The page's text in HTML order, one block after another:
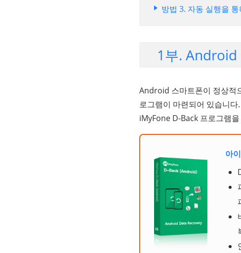
방법 3. 자동 실행을
1부. Android
Android 스마트폰이 정상적
로그램이 마련되어 있습니다.
iMyFone D-Back 프로그램
아